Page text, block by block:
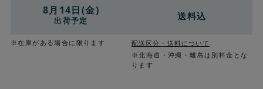
8月14日(金)
出荷予定
※在庫がある場合に限ります
送料込
配送区分・送料について
※北海道・沖縄・離島は別料金とな
ります